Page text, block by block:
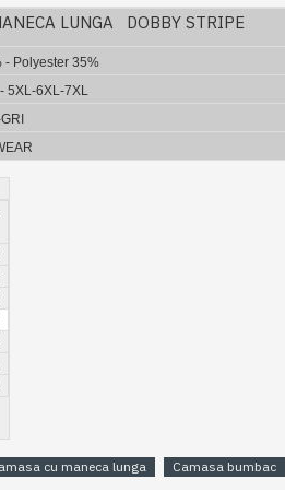
LUNGA DOBBY STRIPE
- Polyester 35%
5XL-6XL-7XL
cu maneca lunga Camasa bumbac